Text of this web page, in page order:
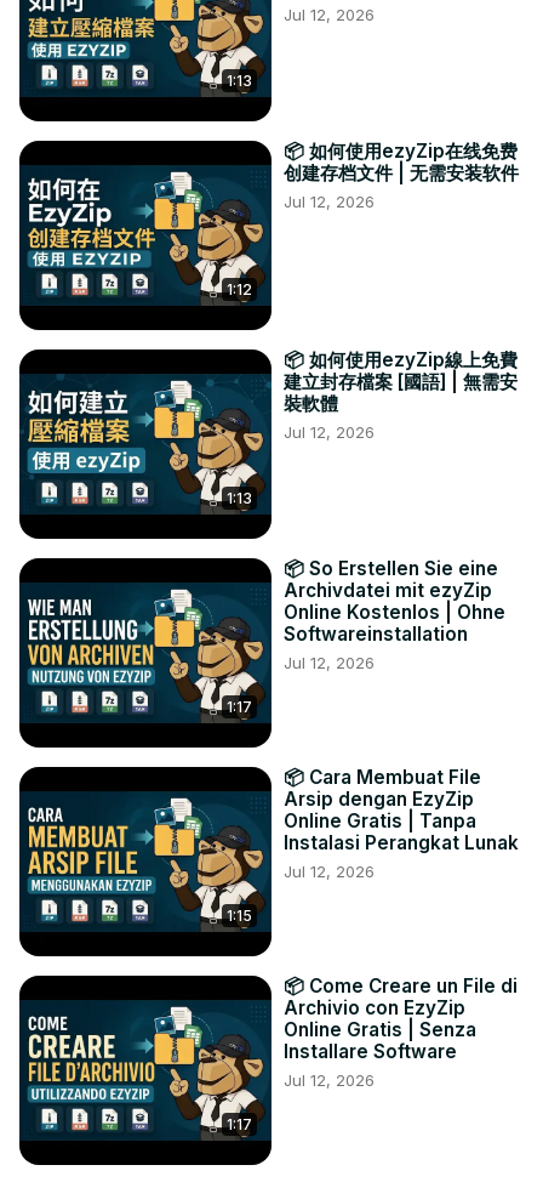
1:13
Jul 12, 2026
1:12
📦 如何使用ezyZip在线免费
创建存档文件 | 无需安装软件
Jul 12, 2026
1:13
📦 如何使用ezyZip線上免費
建立封存檔案 [國語] | 無需安
裝軟體
Jul 12, 2026
1:17
📦 So Erstellen Sie eine
Archivdatei mit ezyZip
Online Kostenlos | Ohne
Softwareinstallation
Jul 12, 2026
1:15
📦 Cara Membuat File
Arsip dengan EzyZip
Online Gratis | Tanpa
Instalasi Perangkat Lunak
Jul 12, 2026
1:17
📦 Come Creare un File di
Archivio con EzyZip
Online Gratis | Senza
Installare Software
Jul 12, 2026